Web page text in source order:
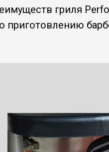
гриля
приготовлению